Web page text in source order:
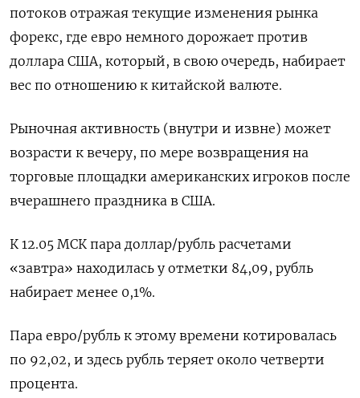
потоков отражая текущие изменения рынка
форекс, где евро немного дорожает против
доллара США, который, в свою очередь, набирает
вес по отношению к китайской валюте.
Рыночная активность (внутри и извне) может
возрасти к вечеру, по мере возвращения на
торговые площадки американских игроков после
вчерашнего праздника в США.
К 12.05 МСК пара доллар/рубль расчетами
«завтра» находилась у отметки 84,09, рубль
набирает менее 0,1%.
Пара евро/рубль к этому времени котировалась
по 92,02, и здесь рубль теряет около четверти
процента.